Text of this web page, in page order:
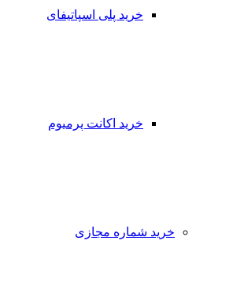
خرید پلی اسپاتیفای
خرید اکانت پرمیوم
خرید شماره مجازی